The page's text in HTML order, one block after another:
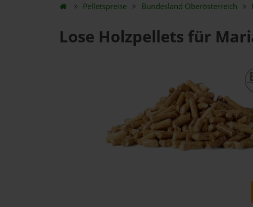
Pelletspreise Bundesland Oberösterreich
Lose Holzpellets für